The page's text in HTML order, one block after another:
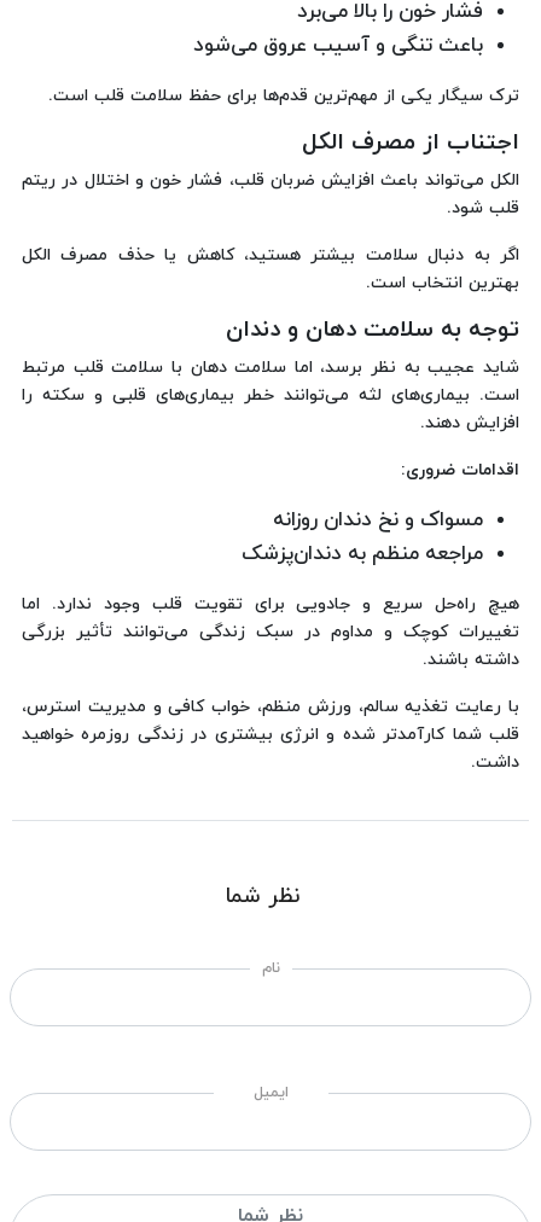
فشار خون را بالا می‌برد
باعث تنگی و آسیب عروق می‌شود
ترک سیگار یکی از مهم‌ترین قدم‌ها برای حفظ سلامت قلب است.
اجتناب از مصرف الکل
الکل می‌تواند باعث افزایش ضربان قلب، فشار خون و اختلال در ریتم
قلب شود.
اگر به دنبال سلامت بیشتر هستید، کاهش یا حذف مصرف الکل
بهترین انتخاب است.
توجه به سلامت دهان و دندان
شاید عجیب به نظر برسد، اما سلامت دهان با سلامت قلب مرتبط
است. بیماری‌های لثه می‌توانند خطر بیماری‌های قلبی و سکته را
افزایش دهند.
اقدامات ضروری:
مسواک و نخ دندان روزانه
مراجعه منظم به دندان‌پزشک
هیچ راه‌حل سریع و جادویی برای تقویت قلب وجود ندارد. اما
تغییرات کوچک و مداوم در سبک زندگی می‌توانند تأثیر بزرگی
داشته باشند.
با رعایت تغذیه سالم، ورزش منظم، خواب کافی و مدیریت استرس،
قلب شما کارآمدتر شده و انرژی بیشتری در زندگی روزمره خواهید
داشت.
نظر شما
نام
ایمیل